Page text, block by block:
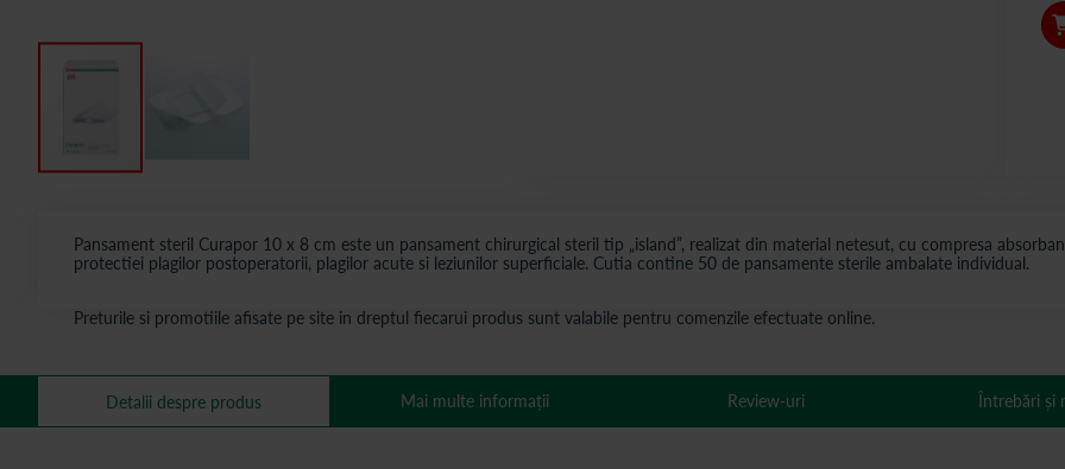
Pansament steril Curapor 10 x 8 cm este un pansament chirurgical steril tip „island”, realizat din material netesut, cu compresa
protectiei plagilor postoperatorii, plagilor acute si leziunilor superficiale. Cutia contine 50 de pansamente sterile ambalate individual.
Preturile si promotiile afisate pe site in dreptul fiecarui produs sunt valabile pentru comenzile efectuate online.
Detalii despre produs Mai multe informații Review-uri Întrebări și